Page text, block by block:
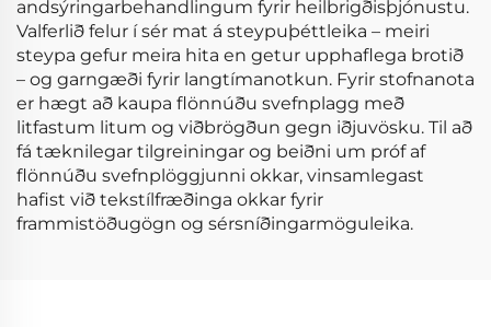
andsýringarbehandlingum fyrir heilbrigðisþjónustu.
Valferlið felur í sér mat á steypuþéttleika – meiri
steypa gefur meira hita en getur upphaflega brotið
– og garngæði fyrir langtímanotkun. Fyrir stofnanota
er hægt að kaupa flönnúðu svefnplagg með
litfastum litum og viðbrögðun gegn iðjuvösku. Til að
fá tæknilegar tilgreiningar og beiðni um próf af
flönnúðu svefnplöggjunni okkar, vinsamlegast
hafist við tekstílfræðinga okkar fyrir
frammistöðugögn og sérsníðingarmöguleika.